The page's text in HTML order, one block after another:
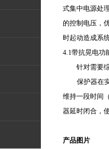
式集中电源处
的控制电压，
时起动造成系
4.1带抗晃电功
针对需要
保护器在
维持一段时间
器延时闭合，
产品图片